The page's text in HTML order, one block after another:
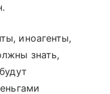
иноагенты,
знать,